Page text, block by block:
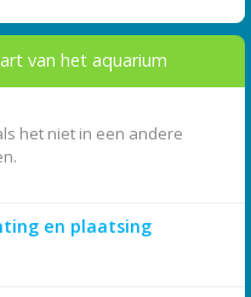
van het aquarium
het niet in een andere
en plaatsing